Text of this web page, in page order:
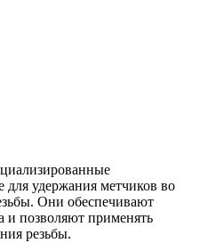
для удержания метчиков во
Они обеспечивают
и позволяют применять
резьбы.